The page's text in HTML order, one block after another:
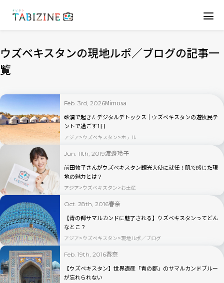
ウズベキスタンの現地ルポ／ブログの記事一
覧
Feb. 3rd, 2026Mimosa
砂漠で起きたデジタルデトックス｜ウズベキスタンの遊牧民テ
ントで過ごす1日
アジア ウズベキスタン ホテル
Jun. 11th, 2019渡邊玲子
前田敦子さんがウズベキスタン観光大使に就任！肌で感じた現
地の魅力とは？
アジア ウズベキスタン お土産
Oct. 28th, 2016春奈
【青の都サマルカンドに魅了される】ウズベキスタンってどん
なとこ？
アジア ウズベキスタン 現地ルポ／ブログ
Feb. 19th, 2016春奈
【ウズベキスタン】世界遺産「青の都」のサマルカンドブルー
が忘れられない